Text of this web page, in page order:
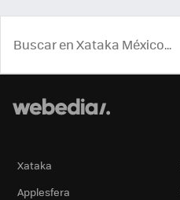
Xataka
Applesfera